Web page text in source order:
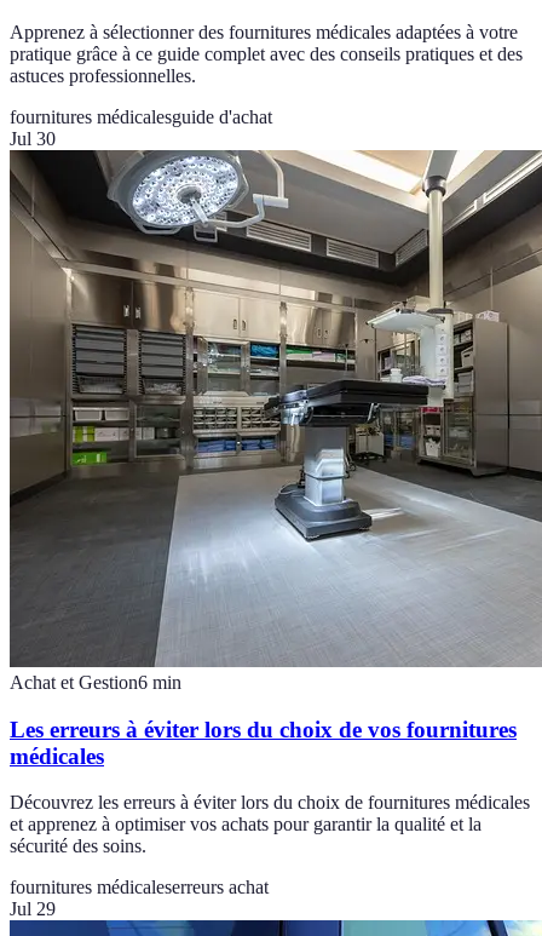
Apprenez à sélectionner des fournitures médicales adaptées à votre
pratique grâce à ce guide complet avec des conseils pratiques et des
astuces professionnelles.
fournitures médicalesguide d'achat
Jul 30
Achat et Gestion6 min
Les erreurs à éviter lors du choix de vos fournitures
médicales
Découvrez les erreurs à éviter lors du choix de fournitures médicales
et apprenez à optimiser vos achats pour garantir la qualité et la
sécurité des soins.
fournitures médicaleserreurs achat
Jul 29